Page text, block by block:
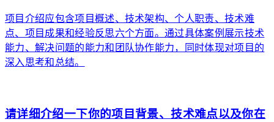
项目介绍应包含项目概述、技术架构、个人职责、技术难
点、项目成果和经验反思六个方面。通过具体案例展示技术
能力、解决问题的能力和团队协作能力，同时体现对项目的
深入思考和总结。
请详细介绍一下你的项目背景、技术难点以及你在